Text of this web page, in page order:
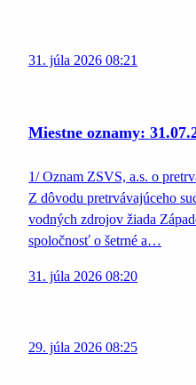
31. júla 2026 08:21
Miestne oznamy:
1/ Oznam ZSVS, a.s. o
Z dôvodu pretrvávajúceho
vodných zdrojov žiada
spoločnosť o šetrné a…
31. júla 2026 08:20
29. júla 2026 08:25